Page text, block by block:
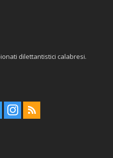
dilettantistici calabresi.